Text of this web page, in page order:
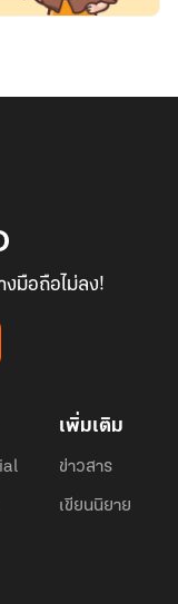
มือถือไม่ลง!
เพิ่มเติม
ข่าวสาร
เขียนนิยาย